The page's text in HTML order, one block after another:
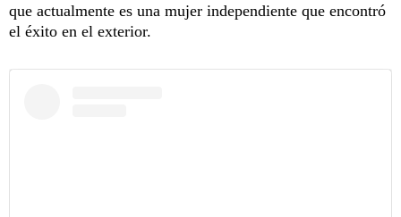
que actualmente es una mujer independiente que encontró
el éxito en el exterior.